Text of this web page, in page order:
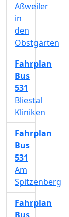
Aßweiler
in
den
Obstgärten
Fahrplan
Bus
531
Bliestal
Kliniken
Fahrplan
Bus
531
Am
Spitzenberg
Fahrplan